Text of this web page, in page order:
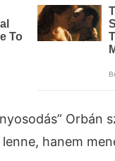
Orbán
hanem